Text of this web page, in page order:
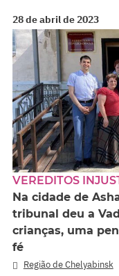
28 de abril de 2023
VEREDITOS
Na cidade de
tribunal deu a
crianças, uma
fé
Região de Chelyabinsk